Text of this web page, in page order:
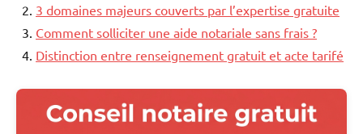
3 domaines majeurs couverts par l’expertise gratuite
Comment solliciter une aide notariale sans frais ?
Distinction entre renseignement gratuit et acte tarifé